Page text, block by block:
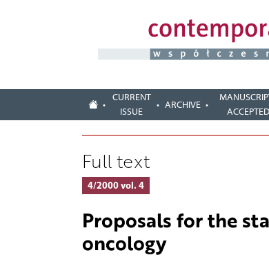
CURRENT
ISSUE
ARCHIVE
ACCEPTED
Full text
4/2000 vol. 4
Proposals for the
oncology